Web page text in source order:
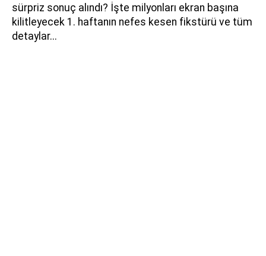
sürpriz sonuç alındı? İşte milyonları ekran başına
kilitleyecek 1. haftanın nefes kesen fikstürü ve tüm
detaylar...